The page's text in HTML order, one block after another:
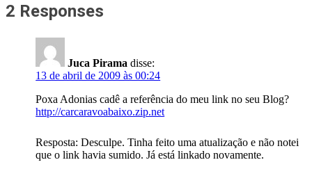
2 Responses
Juca Pirama disse:
13 de abril de 2009 às 00:24
Poxa Adonias cadê a referência do meu link no seu Blog?
http://carcaravoabaixo.zip.net
Resposta: Desculpe. Tinha feito uma atualização e não notei
que o link havia sumido. Já está linkado novamente.